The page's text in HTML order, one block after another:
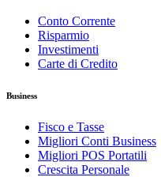
Conto Corrente
Risparmio
Investimenti
Carte di Credito
Business
Fisco e Tasse
Migliori Conti Business
Migliori POS Portatili
Crescita Personale